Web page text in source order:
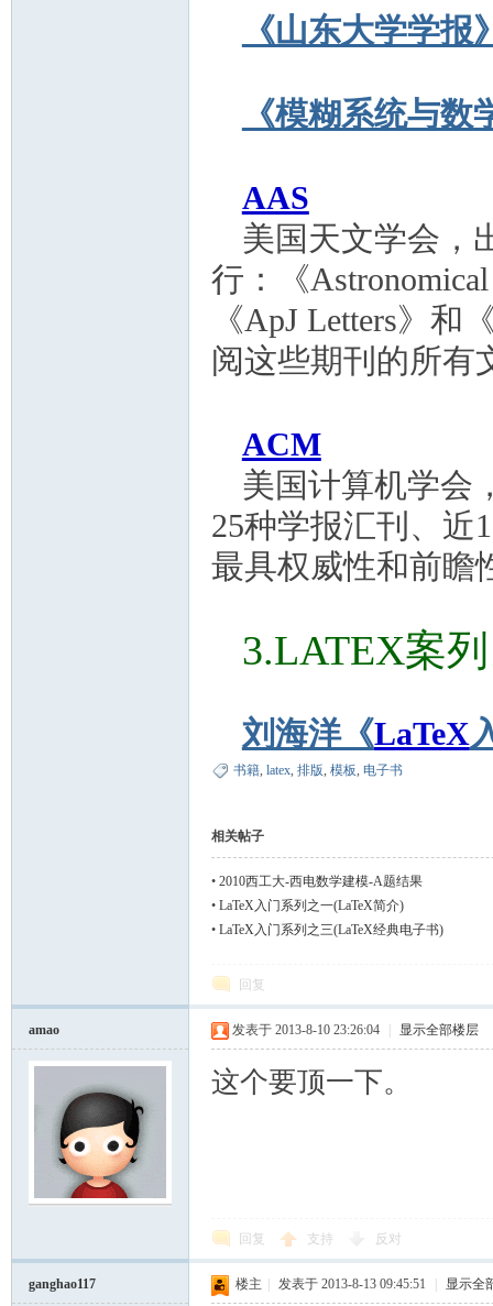
《山东大学学报
《模糊系统与数
AAS
美国天文学会，
行：《
《ApJ Letters》和
阅这些期刊的所有
ACM
美国计算机学会
25种学报汇刊、近
最具权威性和前瞻
3.LATEX案列
刘海洋《LaTeX
书籍, latex, 排版, 模板, 电子书
相关帖子
• 2010西工大-西电数学建模-A题结果
• LaTeX入门系列之一(LaTeX简介)
• LaTeX入门系列之三(LaTeX经典电子书)
回复
amao 发表于 2013-8-10 23:26:04 显示全部楼层
这个要顶一下。
回复 支持 反对
ganghao117 楼主 发表于 2013-8-13 09:45:51 显示全